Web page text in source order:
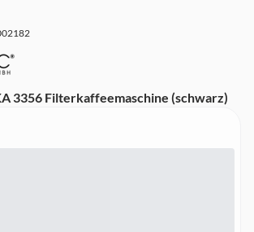
3356 Filterkaffeemaschine (schwarz)